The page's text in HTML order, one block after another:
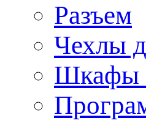
Разъем
Чехлы
Шкафы